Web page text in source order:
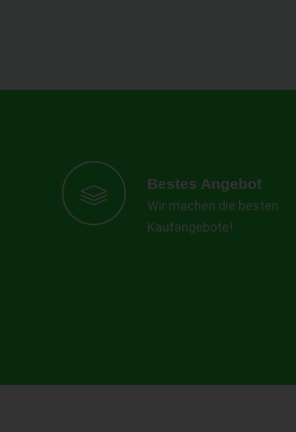
Bestes Angebot
Wir machen die besten
Kaufangebote!